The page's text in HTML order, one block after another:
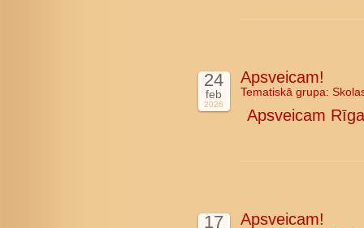
24
feb
2026
Apsveicam!
Tematiskā grupa:
Apsveicam
17 Apsveicam!